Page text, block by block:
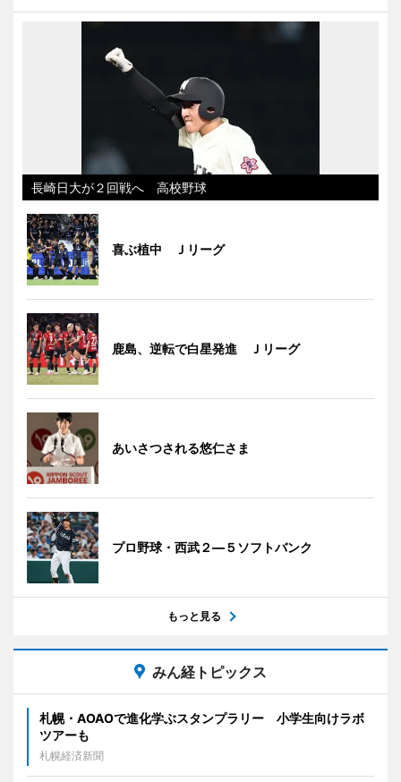
長崎日大が２回戦へ 高校野球
喜ぶ植中 Ｊリーグ
鹿島、逆転で白星発進 Ｊリーグ
あいさつされる悠仁さま
プロ野球・西武２―５ソフトバンク
もっと見る
みん経トピックス
札幌・AOAOで進化学ぶスタンプラリー 小学生向けラボ
ツアーも
札幌経済新聞